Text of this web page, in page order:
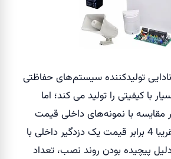
تولیدکننده سیستم‌های حفاظتی
با کیفیتی را تولید می کند؛ اما
مقایسه با نمونه‌های داخلی قیمت
بسیار بالاتری دارند (تقریبا 4 برابر قیمت یک دزدگیر داخلی با
پیچیده بودن روند نصب، تعداد